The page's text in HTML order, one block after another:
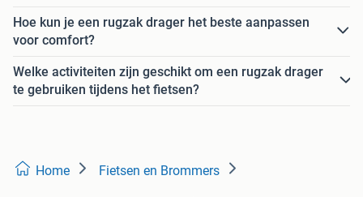
Hoe kun je een rugzak drager het beste aanpassen
voor comfort?
Welke activiteiten zijn geschikt om een rugzak drager
te gebruiken tijdens het fietsen?
Home Fietsen en Brommers